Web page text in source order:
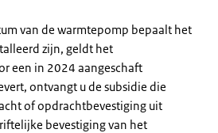
van de warmtepomp bepaalt het
zijn, geldt het
een in 2024 aangeschaft
ontvangt u de subsidie die
of opdrachtbevestiging uit
bevestiging van het